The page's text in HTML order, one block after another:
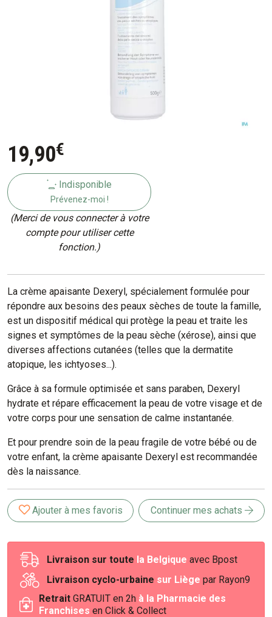
19,90€
Indisponible
Prévenez-moi !
(Merci de vous connecter à votre
compte pour utiliser cette
fonction.)
La crème apaisante Dexeryl, spécialement formulée pour
répondre aux besoins des peaux sèches de toute la famille,
est un dispositif médical qui protège la peau et traite les
signes et symptômes de la peau sèche (xérose), ainsi que
diverses affections cutanées (telles que la dermatite
atopique, les ichtyoses...).
Grâce à sa formule optimisée et sans paraben, Dexeryl
hydrate et répare efficacement la peau de votre visage et de
votre corps pour une sensation de calme instantanée.
Et pour prendre soin de la peau fragile de votre bébé ou de
votre enfant, la crème apaisante Dexeryl est recommandée
dès la naissance.
Ajouter à mes favoris Continuer mes achats
Livraison sur toute la Belgique avec Bpost
Livraison cyclo-urbaine sur Liège par Rayon9
Retrait GRATUIT en 2h à la Pharmacie des
Franchises en Click & Collect